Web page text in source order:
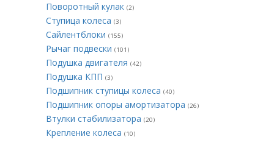
Поворотный кулак (2)
Ступица колеса (3)
Сайлентблоки (155)
Рычаг подвески (101)
Подушка двигателя (42)
Подушка КПП (3)
Подшипник ступицы колеса (40)
Подшипник опоры амортизатора (26)
Втулки стабилизатора (20)
Крепление колеса (10)